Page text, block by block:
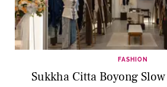
FASHION
Sukkha Citta Boyong